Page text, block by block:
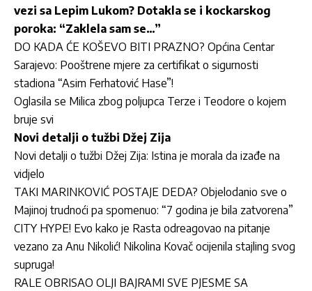
vezi sa Lepim Lukom? Dotakla se i kockarskog
poroka: “Zaklela sam se…”
DO KADA ĆE KOŠEVO BITI PRAZNO? Općina Centar
Sarajevo: Pooštrene mjere za certifikat o sigurnosti
stadiona “Asim Ferhatović Hase”!
Oglasila se Milica zbog poljupca Terze i Teodore o kojem
bruje svi
Novi detalji o tužbi Džej Zija
Novi detalji o tužbi Džej Zija: Istina je morala da izađe na
vidjelo
TAKI MARINKOVIĆ POSTAJE DEDA? Objelodanio sve o
Majinoj trudnoći pa spomenuo: “7 godina je bila zatvorena”
CITY HYPE! Evo kako je Rasta odreagovao na pitanje
vezano za Anu Nikolić! Nikolina Kovač ocijenila stajling svog
supruga!
RALE OBRISAO OLJI BAJRAMI SVE PJESME SA